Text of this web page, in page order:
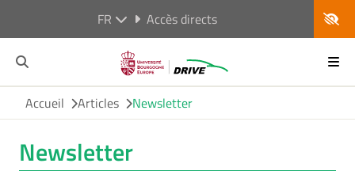
FR Accès directs
Accueil Articles Newsletter
Newsletter